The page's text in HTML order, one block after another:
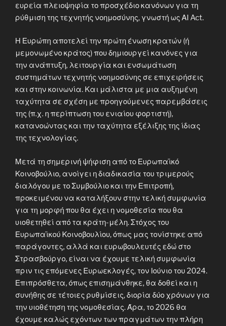
ευρεία πλειοψηφία το προσχέδιο κανόνων για τη
ρύθμιση της τεχνητής νοημοσύνης, γνωστή ως ΑΙ Act.
Η Ευρώπη αποτελεί την πρώτη ένωση κρατών (ή
μεμονωμένο κράτος) που δημιουργεί κανόνες για
την ανάπτυξη, λειτουργία και ενσωμάτωση
συστημάτων τεχνητής νοημοσύνης σε επιχειρήσεις
και στην κοινωνία. Και μάλιστα με μια αυξημένη
ταχύτητα σε σχέση με προηγούμενες παρεμβάσεις
της (π.χ. η περίπτωση του ενιαίου φορτιστή),
κατανοώντας και την ταχύτητα εξέλιξης της ίδιας
της τεχνολογίας.
Μετά τη σημερινή ψήφιση από το Ευρωπαϊκό
Κοινοβούλιο, ανοίγει η διαδικασία του τριμερούς
διαλόγου με το Συμβούλιο και την Επιτροπή,
προκειμένου να καταλήξουν στην τελική συμφωνία
για τη μορφή που θα έχει η νομοθεσία που θα
υιοθετηθεί από τα κράτη-μέλη. Στόχος του
Ευρωπαϊκού Κοινοβουλίου, όπως μας τονίστηκε από
παράγοντες, αλλά και ευρωβουλευτές εδώ στο
Στρασβούργο, είναι να έχουμε τελική συμφωνία
πριν τις επόμενες Ευρωεκλογές, τον Ιούνιο του 2024.
Επιπρόσθετα, όπως επισημάνθηκε, θα δοθεί και η
συνήθης σε τέτοιες ρυθμίσεις, διορία δύο χρόνων για
την υιοθέτηση της νομοθεσίας. Άρα, το 2026 θα
έχουμε καλώς εχόντων των πραγμάτων την πλήρη